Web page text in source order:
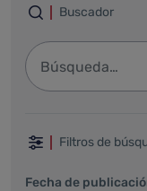
Filtrar por
Buscador
Barra de
Filtrar por
Filtros de
Fecha de